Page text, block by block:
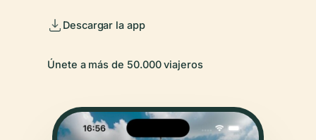
Descargar la app
Únete a más de 50.000 viajeros